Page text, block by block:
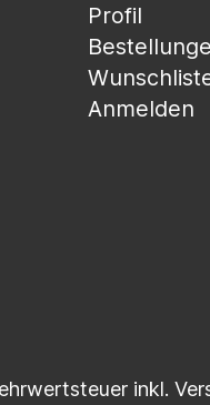
Profil
Anmelden
inkl.